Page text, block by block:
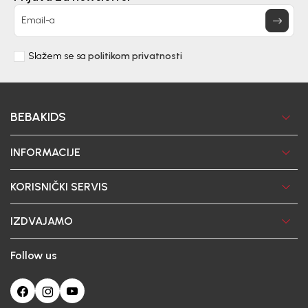
Email-a
Slažem se sa politikom privatnosti
BEBAKIDS
INFORMACIJE
KORISNIČKI SERVIS
IZDVAJAMO
Follow us